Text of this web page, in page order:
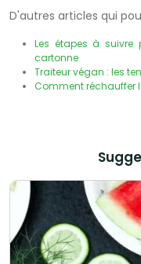
D'autres articles qui
Les étapes à
cartonne
Traiteur végan : les
Comment réchauffer